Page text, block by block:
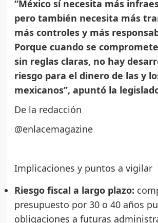
“México sí necesita más
pero también necesita más
más controles y más
Porque cuando se
sin reglas claras, no hay
riesgo para el dinero de las y
mexicanos”, apuntó la
De la redacción
@enlacemagazine
Implicaciones y puntos a vigilar
Riesgo fiscal a largo plazo:
presupuesto por 30 o 40 años
obligaciones a futuras